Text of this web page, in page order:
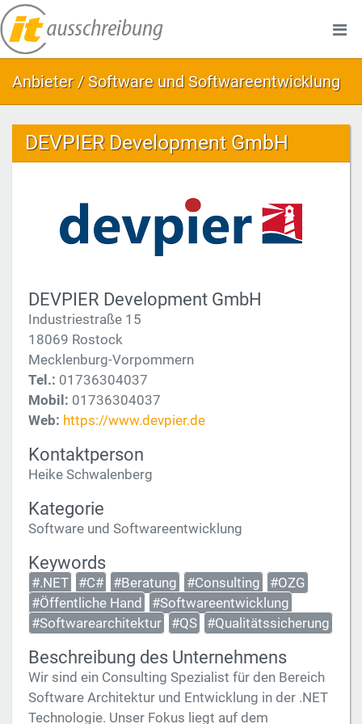
Anbieter / Software und Softwareentwicklung
DEVPIER Development GmbH
DEVPIER Development GmbH
Industriestraße 15
18069 Rostock
Mecklenburg-Vorpommern
Tel.: 01736304037
Mobil: 01736304037
Web: https://www.devpier.de
Kontaktperson
Heike Schwalenberg
Kategorie
Software und Softwareentwicklung
Keywords
#.NET #C# #Beratung #Consulting
#OZG
#Öffentliche Hand
#Softwareentwicklung
#Softwarearchitektur
#QS #Qualitätssicherung
Beschreibung des Unternehmens
Wir sind ein Consulting Spezialist für den Bereich
Software Architektur und Entwicklung in der .NET
Technologie. Unser Fokus liegt auf dem